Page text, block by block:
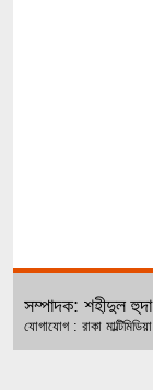
সম্পাদক: শহীদুল
যোগাযোগ : রাকা